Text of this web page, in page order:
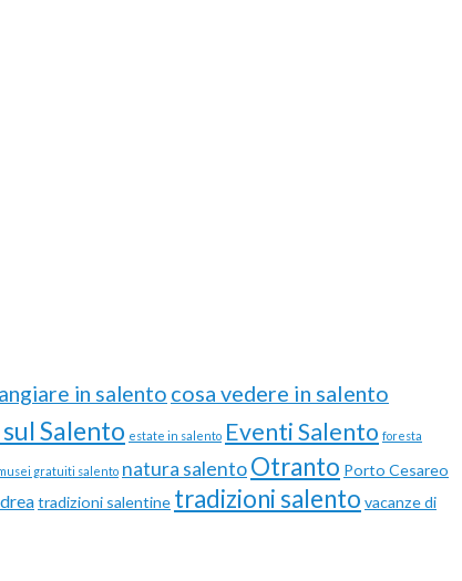
in salento cosa vedere in salento
Salento estate in salento Eventi Salento foresta
gratuiti salento natura salentoOtranto Porto Cesareo
tradizioni salentine tradizioni salento vacanze di